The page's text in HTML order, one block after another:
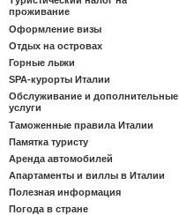
проживание
Оформление визы
Отдых на островах
Горные лыжи
SPA-курорты Италии
Обслуживание и дополнительные
услуги
Таможенные правила Италии
Памятка туристу
Аренда автомобилей
Апартаменты и виллы в Италии
Полезная информация
Погода в стране